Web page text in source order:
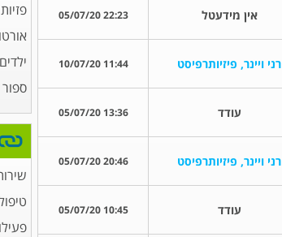
אין מידעטל 22:23 05/07/20
רני ויינר, פיזיותרפיסט 11:44 10/07/20
עודד 13:36 05/07/20
רני ויינר, פיזיותרפיסט 20:46 05/07/20
עודד 10:45 05/07/20